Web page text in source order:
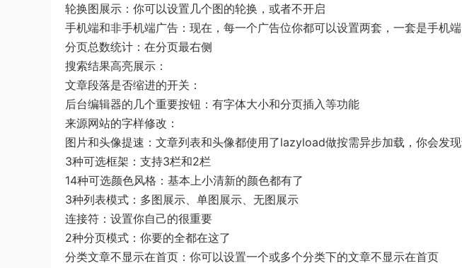
轮换图展示：你可以设置几个图的轮换，或者不开启
手机端和非手机端广告：现在，每一个广告位你都可以设置两套，一套是手机
分页总数统计：在分页最右侧
搜索结果高亮展示：
文章段落是否缩进的开关：
后台编辑器的几个重要按钮：有字体大小和分页插入等功能
来源网站的字样修改：
图片和头像提速：文章列表和头像都使用了lazyload做按需异步加载，你会发
3种可选框架：支持3栏和2栏
14种可选颜色风格：基本上小清新的颜色都有了
3种列表模式：多图展示、单图展示、无图展示
连接符：设置你自己的很重要
2种分页模式：你要的全都在这了
分类文章不显示在首页：你可以设置一个或多个分类下的文章不显示在首页